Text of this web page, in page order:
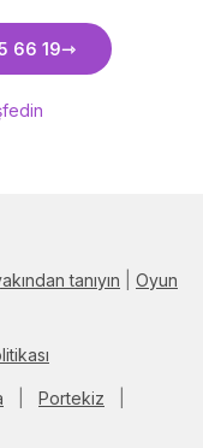
66 19
tanıyın
Oyun
Portekiz